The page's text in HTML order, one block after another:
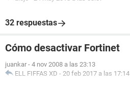
32 respuestas
Cómo desactivar Fortinet
juankar - 4 nov 2008 a las 23:13
ELL FIFFAS XD - 20 feb 2017 a las 17:14